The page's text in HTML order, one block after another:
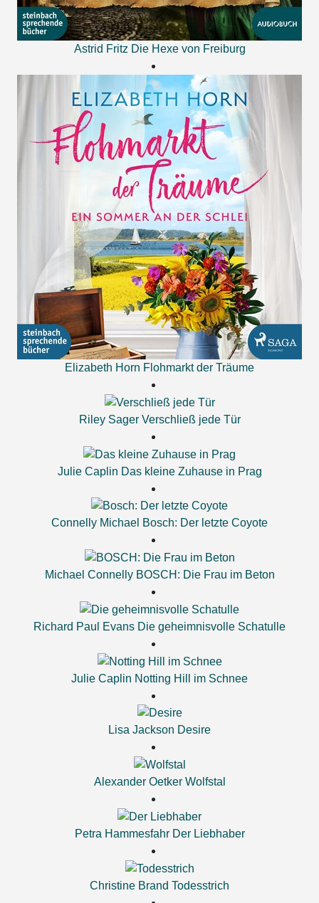
Astrid Fritz Die Hexe von Freiburg
Elizabeth Horn Flohmarkt der Träume
Riley Sager Verschließ jede Tür
Julie Caplin Das kleine Zuhause in Prag
Connelly Michael Bosch: Der letzte Coyote
Michael Connelly BOSCH: Die Frau im Beton
Richard Paul Evans Die geheimnisvolle Schatulle
Julie Caplin Notting Hill im Schnee
Lisa Jackson Desire
Alexander Oetker Wolfstal
Petra Hammesfahr Der Liebhaber
Christine Brand Todesstrich